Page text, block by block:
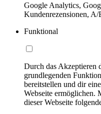
Google Analytics,
Kundenrezensionen, A/
Funktional
Durch das Akzeptieren
grundlegenden
bereitstellen und dir
Webseite ermöglichen.
dieser Webseite